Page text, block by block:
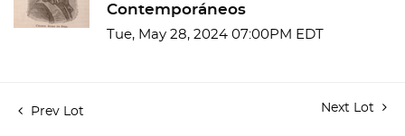
Contemporáneos
Tue, May 28, 2024 07:00PM EDT
Prev Lot Next Lot